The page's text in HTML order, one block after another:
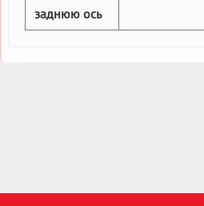
заднюю ось